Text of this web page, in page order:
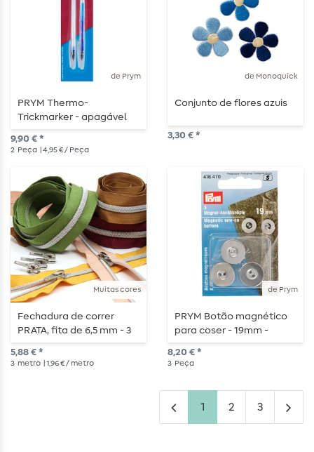
de Prym
PRYM Thermo-
Trickmarker - apagável
por calor - 2 peças
9,90 € *
2 Peça | 4,95 € / Peça
de Monoquick
Conjunto de flores azuis
3,30 € *
Muitas cores
Fechadura de correr
PRATA, fita de 6,5 mm - 3
m de comprimento -
metalizada
5,88 € *
3 metro | 1,96 € / metro
de Prym
PRYM Botão magnético
para coser - 19mm -
prateado
8,20 € *
3 Peça
1 2 3